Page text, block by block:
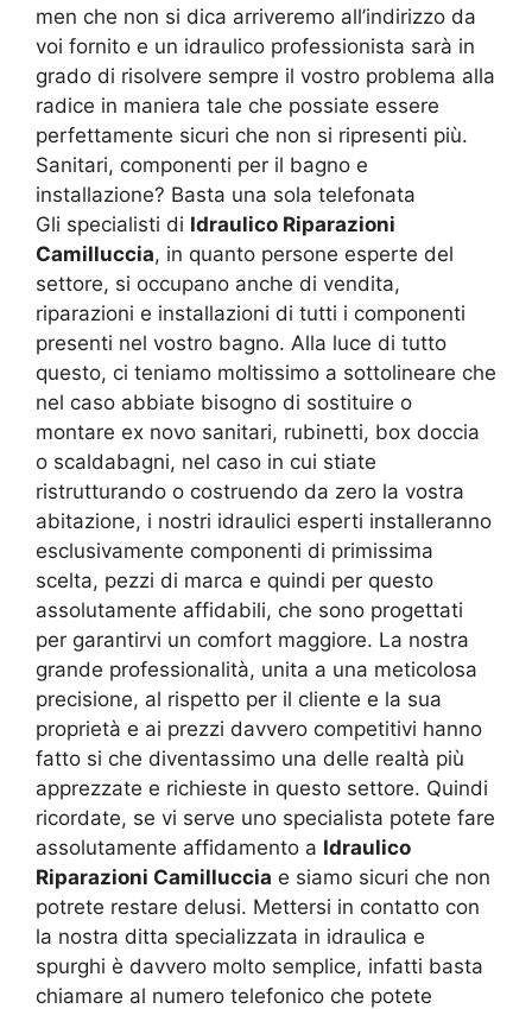
men che non si dica arriveremo all’indirizzo da
voi fornito e un idraulico professionista sarà in
grado di risolvere sempre il vostro problema alla
radice in maniera tale che possiate essere
perfettamente sicuri che non si ripresenti più.
Sanitari, componenti per il bagno e
installazione? Basta una sola telefonata
Gli specialisti di Idraulico Riparazioni
Camilluccia, in quanto persone esperte del
settore, si occupano anche di vendita,
riparazioni e installazioni di tutti i componenti
presenti nel vostro bagno. Alla luce di tutto
questo, ci teniamo moltissimo a sottolineare che
nel caso abbiate bisogno di sostituire o
montare ex novo sanitari, rubinetti, box doccia
o scaldabagni, nel caso in cui stiate
ristrutturando o costruendo da zero la vostra
abitazione, i nostri idraulici esperti installeranno
esclusivamente componenti di primissima
scelta, pezzi di marca e quindi per questo
assolutamente affidabili, che sono progettati
per garantirvi un comfort maggiore. La nostra
grande professionalità, unita a una meticolosa
precisione, al rispetto per il cliente e la sua
proprietà e ai prezzi davvero competitivi hanno
fatto si che diventassimo una delle realtà più
apprezzate e richieste in questo settore. Quindi
ricordate, se vi serve uno specialista potete fare
assolutamente affidamento a Idraulico
Riparazioni Camilluccia e siamo sicuri che non
potrete restare delusi. Mettersi in contatto con
la nostra ditta specializzata in idraulica e
spurghi è davvero molto semplice, infatti basta
chiamare al numero telefonico che potete